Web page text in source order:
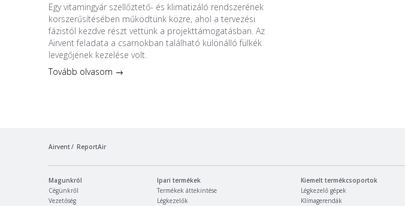
Egy vitamingyár szellőztető- és klimatizáló rendszerének
korszerűsítésében működtünk közre, ahol a tervezési
fázistól kezdve részt vettünk a projekttámogatásban. Az
Airvent feladata a csarnokban található különálló fülkék
levegőjének kezelése volt.
Tovább olvasom →
Airvent ReportAir
Magunkról
Cégünkről
Vezetőség
Ipari termékek
Termékek áttekintése
Légkezelők
Kiemelt termékcsoportok
Légkezelő gépek
Klímagerendák